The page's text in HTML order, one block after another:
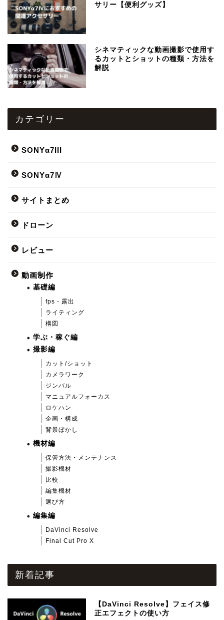
サリー【便利グッズ】
シネマティックな動画撮影で使用す
るカットとショットの種類・方法を
解説
カテゴリー
SONYα7III
SONYα7Ⅳ
サイトまとめ
ドローン
レビュー
動画制作
基礎編
fps・露出
ライティング
構図
学ぶ・稼ぐ編
撮影編
カット/ショット
カメラワーク
ジンバル
マニュアルフォーカス
ロケハン
企画・構成
背景ぼかし
機材編
保管方法・メンテナンス
撮影機材
比較
編集機材
選び方
編集編
DaVinci Resolve
Final Cut Pro X
新着記事
【DaVinci Resolve】フェイス修
正エフェクトの使い方